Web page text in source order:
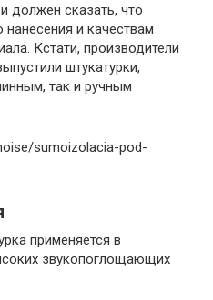
должен сказать, что
и качествам
Кстати, производители
штукатурки,
так и ручным
sumoizolacia-pod-
применяется в
звукопоглощающих